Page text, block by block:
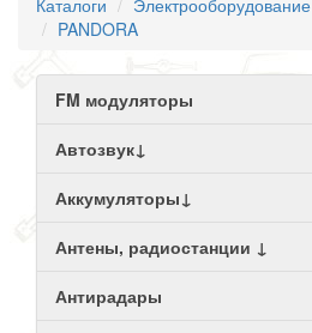
Каталоги Электрооборудование
PANDORA
FM модуляторы
Автозвук↓
Аккумуляторы↓
Антены, радиостанции ↓
Антирадары